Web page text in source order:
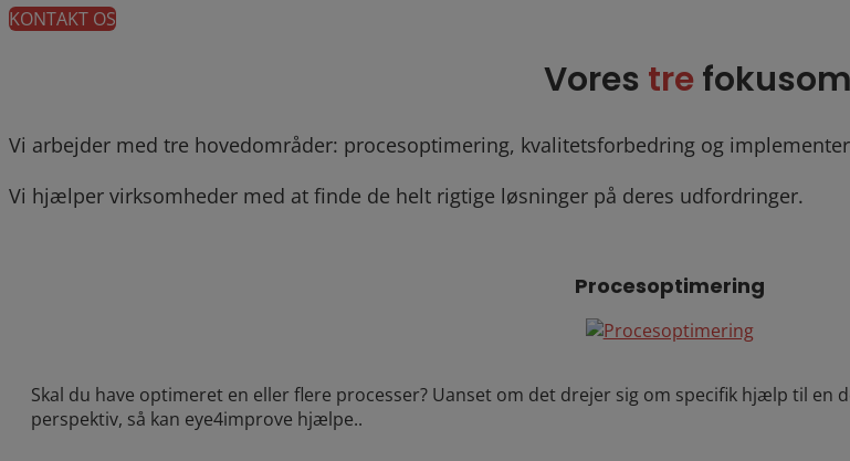
KONTAKT OS
Vores tre
Vi arbejder med tre hovedområder: procesoptimering, kvalitetsforbedring og
Vi hjælper virksomheder med at finde de helt rigtige løsninger på deres udfordringer.
Procesoptimering
Skal du have optimeret en eller flere processer? Uanset om det drejer sig om specifik hjælp til en
perspektiv, så kan eye4improve hjælpe..